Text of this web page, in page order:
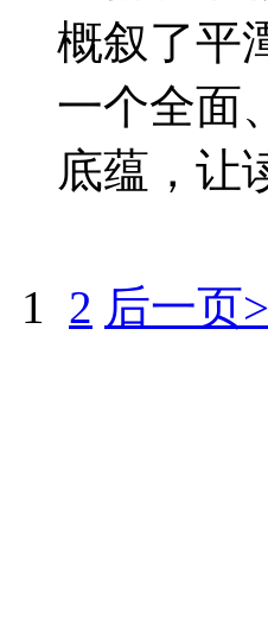
概叙了平
一个全面
底蕴，让
1 2 后一页>